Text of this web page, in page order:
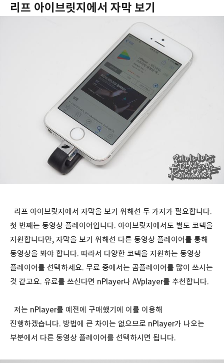
리프 아이브릿지에서 자막 보기
리프 아이브릿지에서 자막을 보기 위해선 두 가지가 필요합니다.
첫 번째는 동영상 플레이어입니다. 아이브릿지에서도 별도 코덱을
지원합니다만, 자막을 보기 위해선 다른 동영상 플레이어를 통해
동영상을 봐야 합니다. 따라서 다양한 코덱을 지원하는 동영상
플레이어를 선택하세요. 무료 중에서는 곰플레이어를 많이 쓰시는
것 같고요. 유료를 쓰신다면 nPlayer나 AVplayer를 추천합니다.
저는 nPlayer를 예전에 구매했기에 이를 이용해
진행하겠습니다. 방법에 큰 차이는 없으므로 nPlayer가 나오는
부분에서 다른 동영상 플레이어를 선택하시면 됩니다.